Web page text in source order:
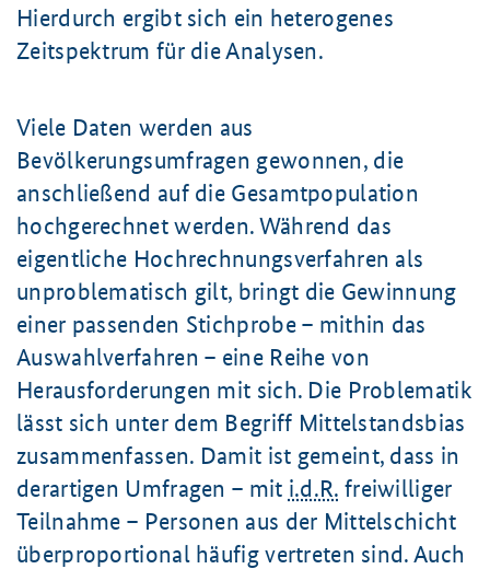
Hierdurch ergibt sich ein heterogenes
Zeitspektrum für die Analysen.
Viele Daten werden aus
Bevölkerungsumfragen gewonnen, die
anschließend auf die Gesamtpopulation
hochgerechnet werden. Während das
eigentliche Hochrechnungsverfahren als
unproblematisch gilt, bringt die Gewinnung
einer passenden Stichprobe – mithin das
Auswahlverfahren – eine Reihe von
Herausforderungen mit sich. Die Problematik
lässt sich unter dem Begriff Mittelstandsbias
zusammenfassen. Damit ist gemeint, dass in
derartigen Umfragen – mit i.d.R. freiwilliger
Teilnahme – Personen aus der Mittelschicht
überproportional häufig vertreten sind. Auch